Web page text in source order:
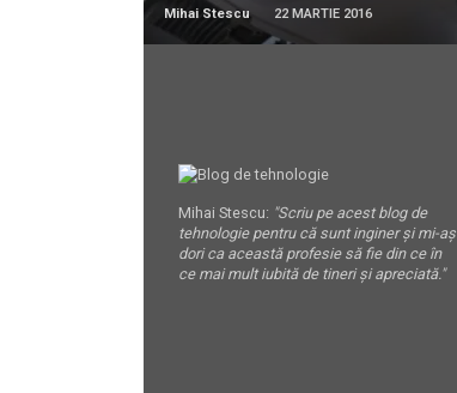
Mihai Stescu 22 MARTIE 2016
Mihai Stescu: "Scriu pe acest blog de
tehnologie pentru că sunt inginer și mi-aș
dori ca această profesie să fie din ce în
ce mai mult iubită de tineri și apreciată."